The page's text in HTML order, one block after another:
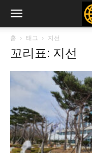
홈 태그 지선
꼬리표: 지선